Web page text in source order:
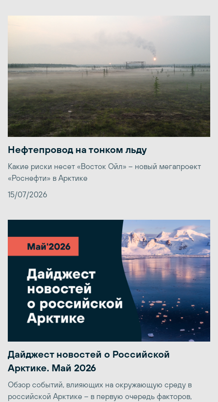
Нефтепровод на тонком льду
Какие риски несет «Восток Ойл» – новый мегапроект
«Роснефти» в Арктике
15/07/2026
Дайджест новостей о Российской
Арктике. Май 2026
Обзор событий, влияющих на окружающую среду в
российской Арктике – в первую очередь факторов,